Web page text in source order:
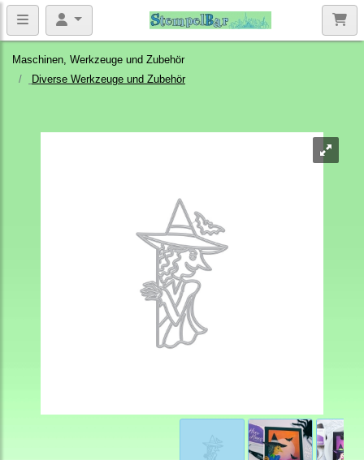
Maschinen, Werkzeuge und Zubehör
Diverse Werkzeuge und Zubehör